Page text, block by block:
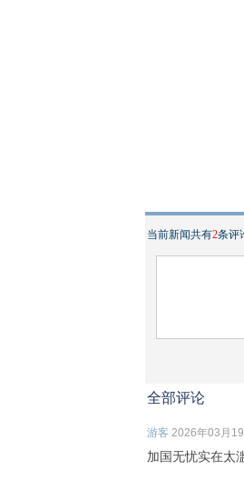
当前新闻共有2条评
全部评论
游客 2026年03月
加国无忧实在太